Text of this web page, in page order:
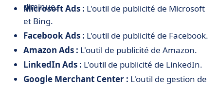
diminue.
Microsoft Ads : L'outil de publicité de Microsoft
et Bing.
Facebook Ads : L'outil de publicité de Facebook.
Amazon Ads : L'outil de publicité de Amazon.
LinkedIn Ads : L'outil de publicité de LinkedIn.
Google Merchant Center : L'outil de gestion de